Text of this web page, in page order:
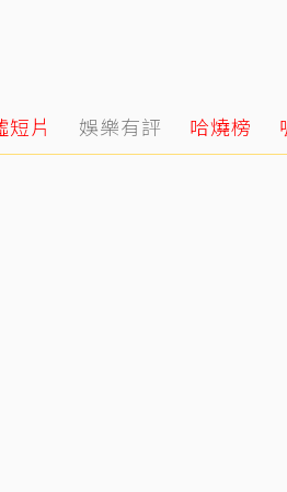
短片 娛樂有評 哈燒榜